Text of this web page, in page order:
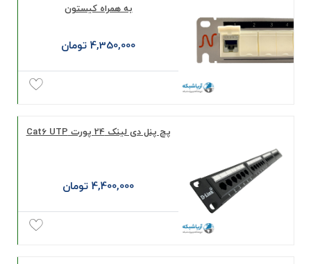
به همراه کیستون
4,350,000 تومان
پچ پنل دی لینک 24 پورت Cat6 UTP
4,400,000 تومان